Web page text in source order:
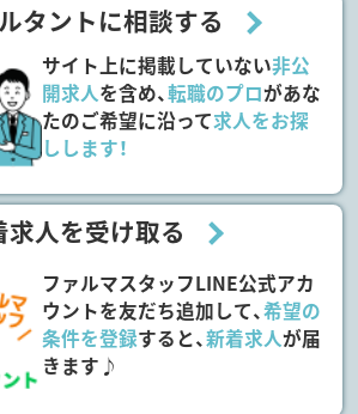
タントに相談する
サイト上に掲載していない非公
開求人を含め、転職のプロがあな
たのご希望に沿って求人をお探
しします！
求人を受け取る
ファルマスタッフLINE公式アカ
ウントを友だち追加して、希望の
条件を登録すると、新着求人が届
きます♪